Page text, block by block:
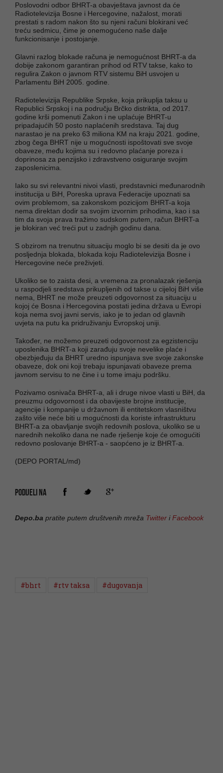
Poslovodni odbor BHRT-a obavještava javnost da će
Radiotelevizija Bosne i Hercegovine, nažalost, morati
prestati s radom nakon što su njeni računi blokirani već
treću sedmicu, čime je onemogućeno naše dalje
funkcionisanje i postojanje.
Glavni razlog blokade računa je nemogućnost BHRT-a da
dobije zakonom garantiran prihod od RTV takse, kako to
regulira Zakon o javnom RTV sistemu BiH usvojen u
Parlamentu BiH 2005. godine.
Radiotelevizija Republike Srpske, koja prikuplja taksu u
Republici Srpskoj i na području Brčko distrikta, od 2017.
godine krši pomenuti Zakon i ne uplaćuje BHRT-u
pripadajućih 50 posto naplaćenih sredstava. Taj dug
narastao je na preko 63 miliona KM na kraju 2021. godine,
zbog čega BHRT nije u mogućnosti ispoštovati sve svoje
obaveze, među kojima su i redovno plaćanje poreza i
doprinosa za penzijsko i zdravstveno osiguranje svojim
zaposlenicima.
Iako su svi relevantni nivoi vlasti, predstavnici međunarodnih
institucija u BiH, Poreska uprava Federacije upoznati sa
ovim problemom, sa zakonskom pozicijom BHRT-a koja
nema direktan dodir sa svojim izvornim prihodima, kao i sa
tim da svoja prava tražimo sudskom putem, račun BHRT-a
je blokiran već treći put u zadnjih godinu dana.
S obzirom na trenutnu situaciju moglo bi se desiti da je ovo
posljednja blokada, blokada koju Radiotelevizija Bosne i
Hercegovine neće preživjeti.
Ukoliko se to zaista desi, a vremena za pronalazak rješenja
u raspodjeli sredstava prikupljenih od takse u cijeloj BiH više
nema, BHRT ne može preuzeti odgovornost za situaciju u
kojoj će Bosna i Hercegovina postati jedina država u Evropi
koja nema svoj javni servis, iako je to jedan od glavnih
uvjeta na putu ka pridruživanju Evropskoj uniji.
Također, ne možemo preuzeti odgovornost za egzistenciju
uposlenika BHRT-a koji zarađuju svoje nevelike plaće i
obezbjeđuju da BHRT uredno ispunjava sve svoje zakonske
obaveze, dok oni koji trebaju ispunjavati obaveze prema
javnom servisu to ne čine i u tome imaju podršku.
Pozivamo osnivača BHRT-a, ali i druge nivoe vlasti u BiH, da
preuzmu odgovornost i da obavijeste brojne institucije,
agencije i kompanije u državnom ili entitetskom vlasništvu
zašto više neće biti u mogućnosti da koriste infrastrukturu
BHRT-a za obavljanje svojih redovnih poslova, ukoliko se u
narednih nekoliko dana ne nađe rješenje koje će omogućiti
redovno poslovanje BHRT-a - saopćeno je iz BHRT-a.
(DEPO PORTAL/md)
PODIJELI NA
Depo.ba pratite putem društvenih mreža Twitter iFacebook
#bhrt #rtv taksa #dugovanja